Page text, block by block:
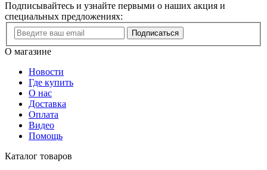
Подписывайтесь и узнайте первыми о наших акция и
специальных предложениях:
Подписаться
О магазине
Новости
Где купить
О нас
Доставка
Оплата
Видео
Помощь
Каталог товаров